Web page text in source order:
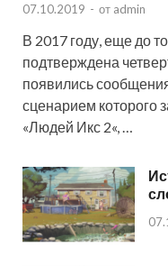
07.10.2019 - от admin
В 2017 году, еще до
подтверждена
появились
сценарием которого
«Людей Икс 2«, …